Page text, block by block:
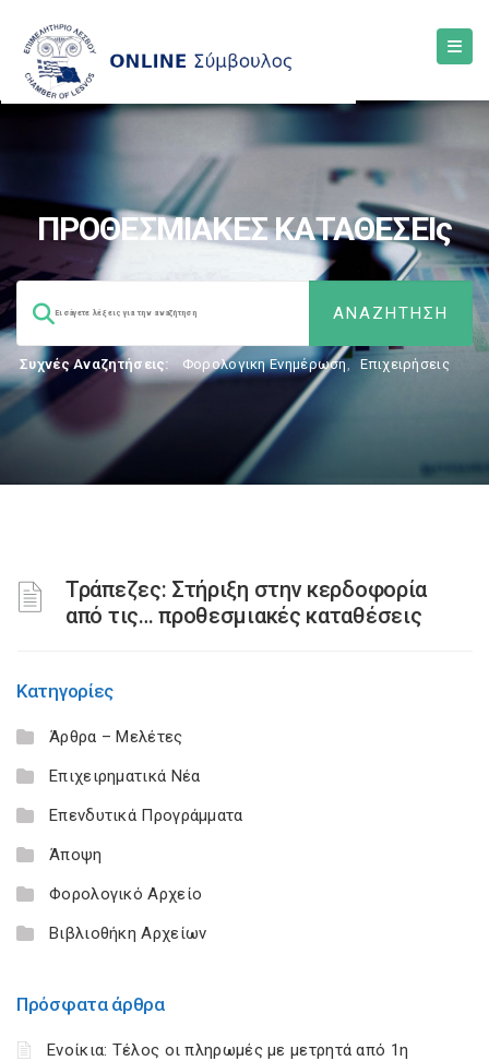
ΠΡΟΘΕΣΜΙΑΚΕΣ ΚΑΤΑΘΕΣΕΙς
Συχνές Αναζητήσεις: Φορολογικη Ενημέρωση, Επιχειρήσεις
Τράπεζες: Στήριξη στην κερδοφορία
από τις… προθεσμιακές καταθέσεις
Κατηγορίες
Άρθρα – Μελέτες
Επιχειρηματικά Νέα
Επενδυτικά Προγράμματα
Άποψη
Φορολογικό Αρχείο
Βιβλιοθήκη Αρχείων
Πρόσφατα άρθρα
Ενοίκια: Τέλος οι πληρωμές με μετρητά από 1η